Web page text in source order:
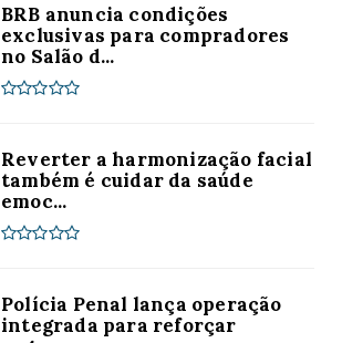
BRB anuncia condições
exclusivas para compradores
no Salão d...
Reverter a harmonização facial
também é cuidar da saúde
emoc...
Polícia Penal lança operação
integrada para reforçar